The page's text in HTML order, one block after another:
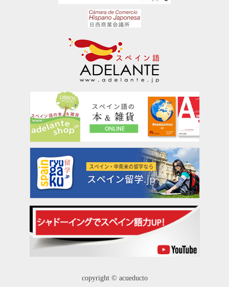
copyright © acueducto